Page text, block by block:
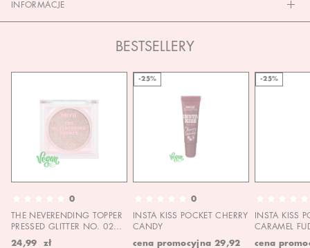
INFORMACJE
BESTSELLERY
0
THE NEVERENDING TOPPER
PRESSED GLITTER NO. 02
MOON CHILD
24,99 zł
-25%
0
INSTA KISS POCKET CHERRY
CANDY
cena promocyjna 29,92
-25%
INSTA KISS
CARAMEL
cena